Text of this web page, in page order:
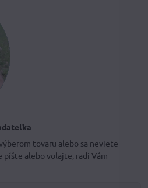
tovaru alebo sa neviete
alebo volajte, radi Vám